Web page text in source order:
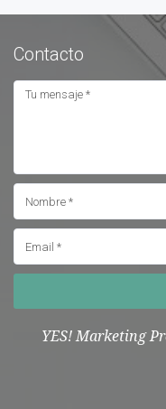
Contacto
YES! Marketing